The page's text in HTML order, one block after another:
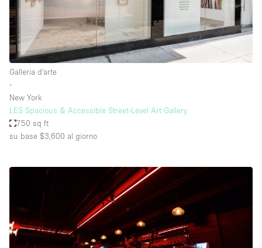
Galleria d'arte
∙
New York
LES Spacious & Accessible Street-Level Art Gallery
750 sq ft
su base $3,600 al giorno